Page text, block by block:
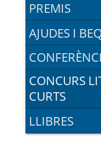
PREMIS
AJUDES I
CONCURS
CURTS
LLIBRES